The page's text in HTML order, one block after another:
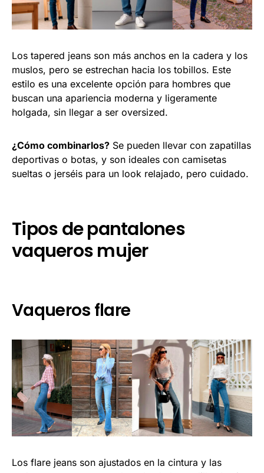
Los tapered jeans son más anchos en la cadera y los
muslos, pero se estrechan hacia los tobillos. Este
estilo es una excelente opción para hombres que
buscan una apariencia moderna y ligeramente
holgada, sin llegar a ser oversized.
¿Cómo combinarlos? Se pueden llevar con zapatillas
deportivas o botas, y son ideales con camisetas
sueltas o jerséis para un look relajado, pero cuidado.
Tipos de pantalones
vaqueros mujer
Vaqueros flare
Los flare jeans son ajustados en la cintura y las